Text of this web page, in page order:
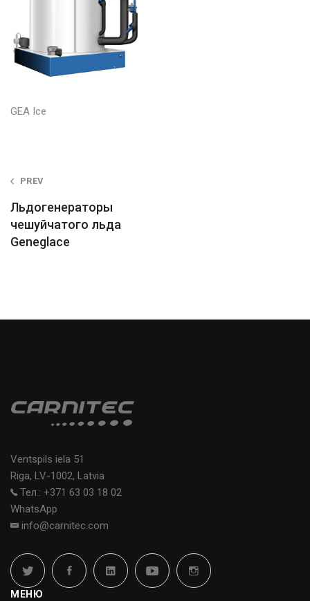
GEA Ice
Post
navigation
PREV
Льдогенераторы
чешуйчатого льда
Geneglace
Ventspils iela 51
Riga, LV-1002, Latvia
Тел.: +371 63 03 18 02
WhatsApp
info@carnitec.com
МЕНЮ